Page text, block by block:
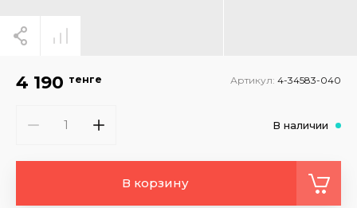
4 190 тенге Артикул: 4-34583-040
В наличии
В корзину